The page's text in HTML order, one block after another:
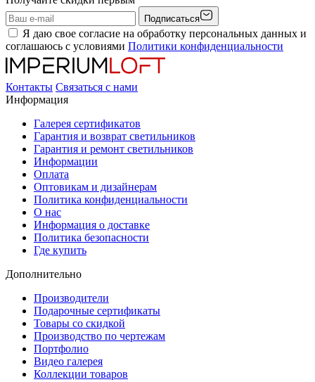
Подписаться
Я даю свое согласие на обработку персональных данных и
соглашаюсь с условиями Политики конфиденциальности
Контакты Связаться с нами
Информация
Галерея сертификатов
Гарантия и возврат светильников
Гарантия и ремонт светильников
Информации
Оплата
Оптовикам и дизайнерам
Политика конфиденциальности
О нас
Информация о доставке
Политика безопасности
Где купить
Дополнительно
Производители
Подарочные сертификаты
Товары со скидкой
Производство по чертежам
Портфолио
Видео галерея
Коллекции товаров